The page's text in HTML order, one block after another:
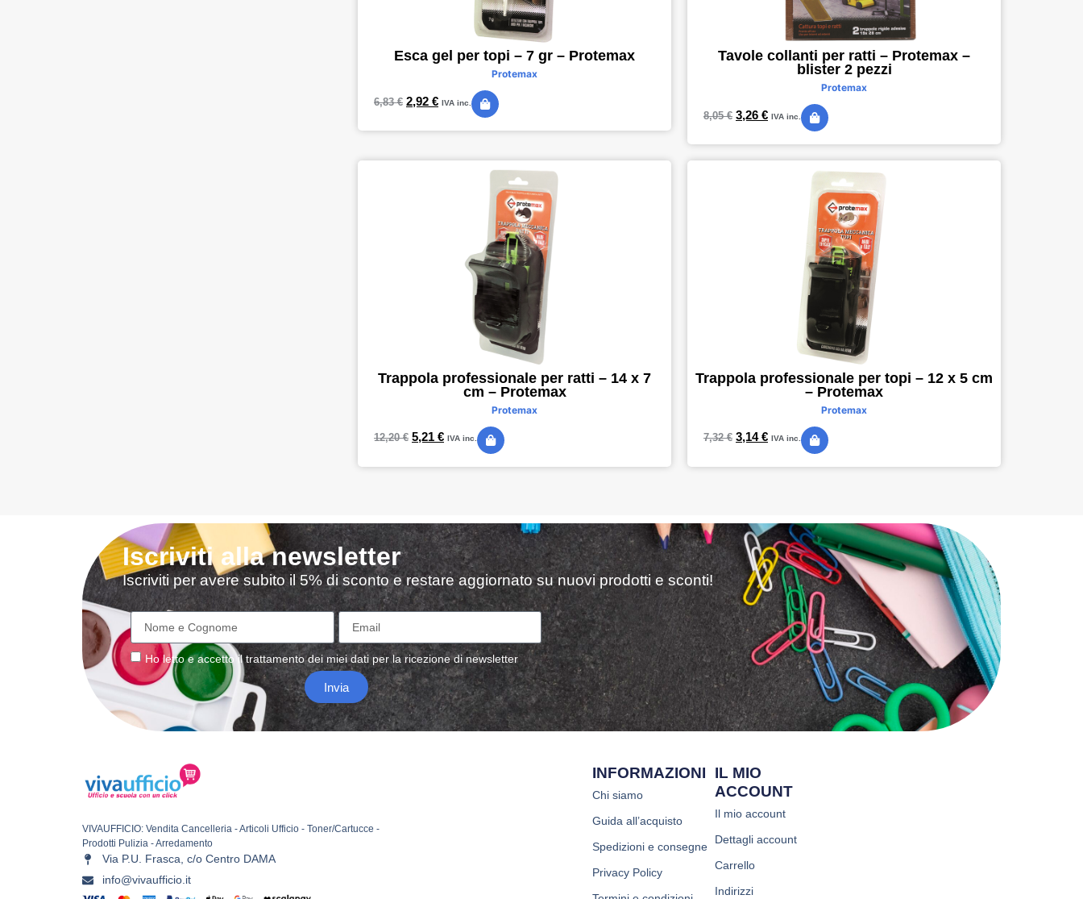
Esca gel per topi – 7 gr – Protemax
Protemax
6,83€ 2,92 € IVA inc.
Tavole collanti per ratti – Protemax –
blister 2 pezzi
Protemax
8,05€ 3,26 € IVA inc.
Trappola professionale per ratti – 14 x 7
cm – Protemax
Protemax
12,20€ 5,21 € IVA inc.
Trappola professionale per topi – 12 x 5 cm
– Protemax
Protemax
7,32€ 3,14€ IVA inc.
Iscriviti alla newsletter
Iscriviti per avere subito il 5% di sconto e restare aggiornato su nuovi prodotti e sconti!
Ho letto e accetto iltrattamentodei miei dati per la ricezione di newsletter
Invia
VIVAUFFICIO: Vendita Cancelleria - Articoli Ufficio - Toner/Cartucce -
Prodotti Pulizia - Arredamento
Via P.U. Frasca, c/o Centro DAMA
info@vivaufficio.it
INFORMAZIONI
Chi siamo
Guida all’acquisto
Spedizioni e consegne
Privacy Policy
IL MIO
ACCOUNT
Il mio account
Dettagli account
Carrello
Indirizzi